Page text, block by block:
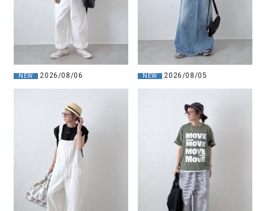
NEW 2026/08/06 NEW 2026/08/05